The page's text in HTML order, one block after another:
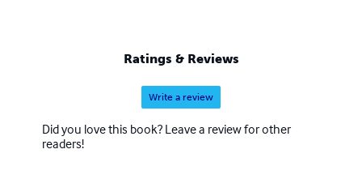
Ratings & Reviews
Write a review
Did you love this book? Leave a review for other
readers!